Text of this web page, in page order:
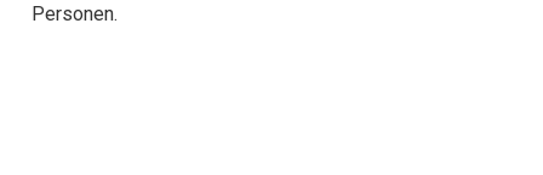
Personen.